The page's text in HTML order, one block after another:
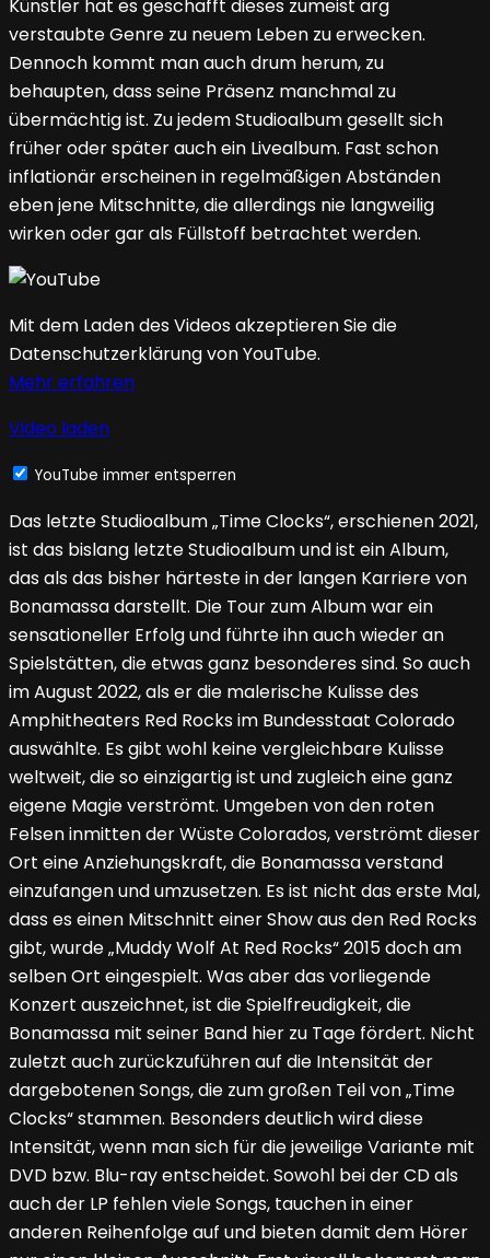
Künstler hat es geschafft dieses zumeist arg
verstaubte Genre zu neuem Leben zu erwecken.
Dennoch kommt man auch drum herum, zu
behaupten, dass seine Präsenz manchmal zu
übermächtig ist. Zu jedem Studioalbum gesellt sich
früher oder später auch ein Livealbum. Fast schon
inflationär erscheinen in regelmäßigen Abständen
eben jene Mitschnitte, die allerdings nie langweilig
wirken oder gar als Füllstoff betrachtet werden.
Mit dem Laden des Videos akzeptieren Sie die
Datenschutzerklärung von YouTube.
Mehr erfahren
Video laden
YouTube immer entsperren
Das letzte Studioalbum „Time Clocks“, erschienen 2021,
ist das bislang letzte Studioalbum und ist ein Album,
das als das bisher härteste in der langen Karriere von
Bonamassa darstellt. Die Tour zum Album war ein
sensationeller Erfolg und führte ihn auch wieder an
Spielstätten, die etwas ganz besonderes sind. So auch
im August 2022, als er die malerische Kulisse des
Amphitheaters Red Rocks im Bundesstaat Colorado
auswählte. Es gibt wohl keine vergleichbare Kulisse
weltweit, die so einzigartig ist und zugleich eine ganz
eigene Magie verströmt. Umgeben von den roten
Felsen inmitten der Wüste Colorados, verströmt dieser
Ort eine Anziehungskraft, die Bonamassa verstand
einzufangen und umzusetzen. Es ist nicht das erste Mal,
dass es einen Mitschnitt einer Show aus den Red Rocks
gibt, wurde „Muddy Wolf At Red Rocks“ 2015 doch am
selben Ort eingespielt. Was aber das vorliegende
Konzert auszeichnet, ist die Spielfreudigkeit, die
Bonamassa mit seiner Band hier zu Tage fördert. Nicht
zuletzt auch zurückzuführen auf die Intensität der
dargebotenen Songs, die zum großen Teil von „Time
Clocks“ stammen. Besonders deutlich wird diese
Intensität, wenn man sich für die jeweilige Variante mit
DVD bzw. Blu-ray entscheidet. Sowohl bei der CD als
auch der LP fehlen viele Songs, tauchen in einer
anderen Reihenfolge auf und bieten damit dem Hörer